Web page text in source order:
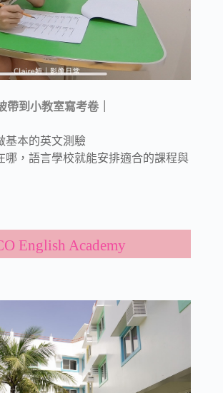
帶到小教室寫考卷｜
基本的英文測驗
哪，語言學校就能安排適合的課程與
English Academy